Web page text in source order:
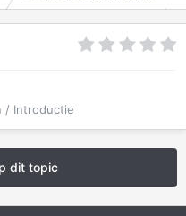
/ Introductie
dit topic